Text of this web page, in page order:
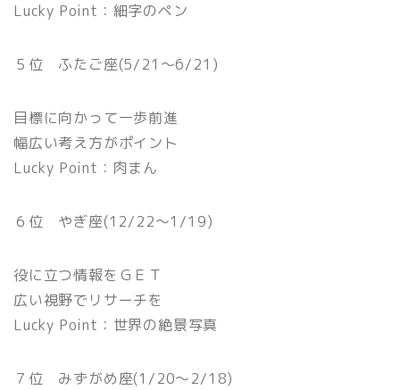
Lucky Point：細字のペン
５位 ふたご座(5/21〜6/21)
目標に向かって一歩前進
幅広い考え方がポイント
Lucky Point：肉まん
６位 やぎ座(12/22〜1/19)
役に立つ情報をＧＥＴ
広い視野でリサーチを
Lucky Point：世界の絶景写真
７位 みずがめ座(1/20〜2/18)